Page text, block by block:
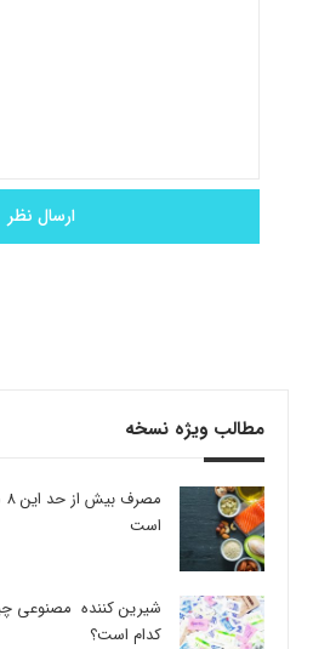
مطالب ویژه نسخه
است
شیرین کننده مصنوعی
کدام است؟